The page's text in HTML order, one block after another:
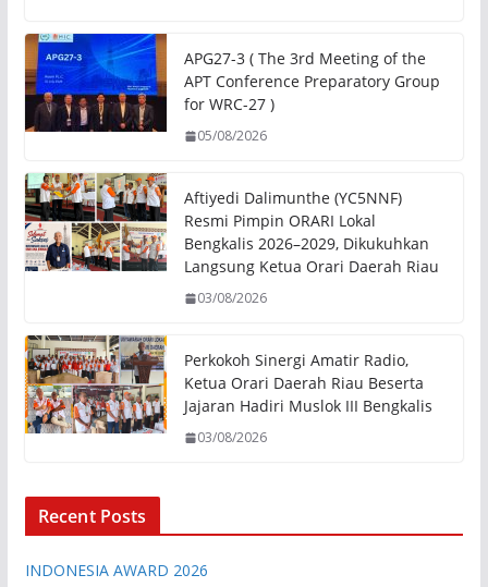
APG27-3 ( The 3rd Meeting of the
APT Conference Preparatory Group
for WRC-27 )
05/08/2026
Aftiyedi Dalimunthe (YC5NNF)
Resmi Pimpin ORARI Lokal
Bengkalis 2026–2029, Dikukuhkan
Langsung Ketua Orari Daerah Riau
03/08/2026
Perkokoh Sinergi Amatir Radio,
Ketua Orari Daerah Riau Beserta
Jajaran Hadiri Muslok III Bengkalis
03/08/2026
Recent Posts
INDONESIA AWARD 2026